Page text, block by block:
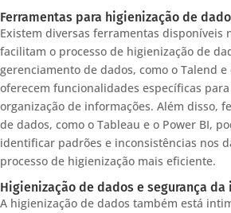
Ferramentas para higienização de
Existem diversas ferramentas disponíveis
facilitam o processo de higienização de
gerenciamento de dados, como o Talend
oferecem funcionalidades específicas
organização de informações. Além disso,
de dados, como o Tableau e o Power BI,
identificar padrões e inconsistências nos
processo de higienização mais eficiente.
Higienização de dados e segurança
A higienização de dados também está